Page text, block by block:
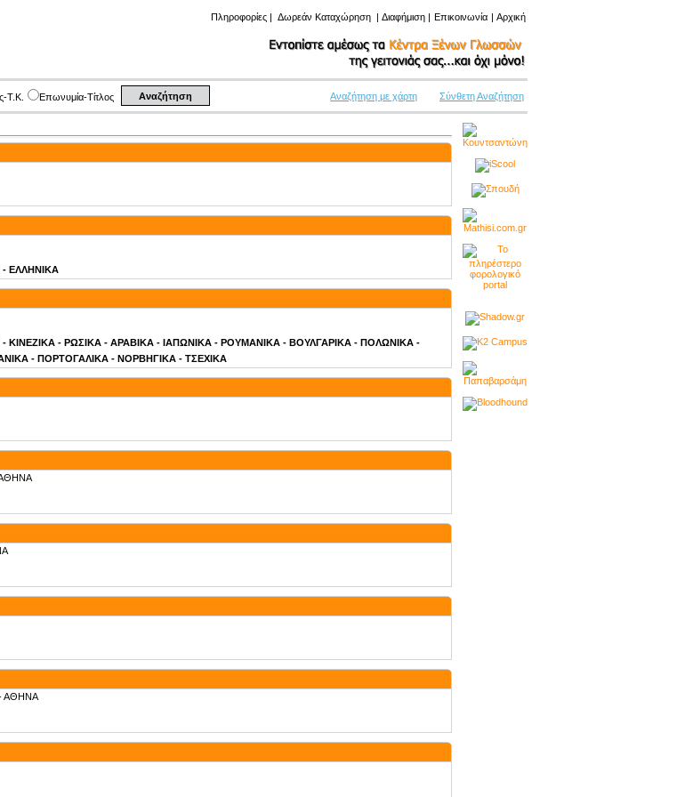
Πληροφορίες | Δωρεάν Καταχώρηση | Διαφήμιση | Επικοινωνία | Αρχική
Τ.Κ. Επωνυμία-Τίτλος Αναζήτηση με χάρτη Σύνθετη Αναζήτηση
- ΕΛΛΗΝΙΚΑ
- ΚΙΝΕΖΙΚΑ - ΡΩΣΙΚΑ - ΑΡΑΒΙΚΑ - ΙΑΠΩΝΙΚΑ - ΡΟΥΜΑΝΙΚΑ - ΒΟΥΛΓΑΡΙΚΑ - ΠΟΛΩΝΙΚΑ -
- ΠΟΡΤΟΓΑΛΙΚΑ - ΝΟΡΒΗΓΙΚΑ - ΤΣΕΧΙΚΑ
ΑΘΗΝΑ